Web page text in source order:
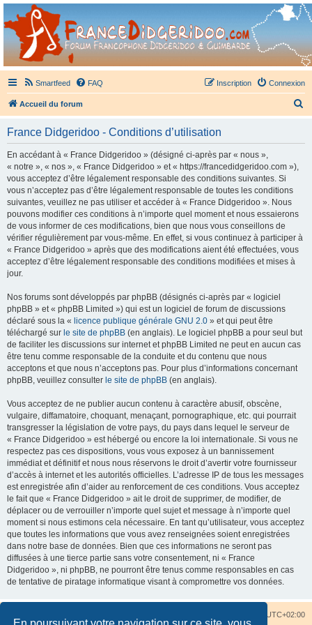
France Didgeridoo
Didgeridoo et Guimbarde sur France Didgeridoo - retrouvez la communauté.
Smartfeed FAQ Connexion
Inscription
Accueil du forum
France Didgeridoo - Conditions d’utilisation
En accédant à « France Didgeridoo » (désigné ci-après par « nous »,
« notre », « nos », « France Didgeridoo » et « https://francedidgeridoo.com »),
vous acceptez d’être légalement responsable des conditions suivantes. Si
vous n’acceptez pas d’être légalement responsable de toutes les conditions
suivantes, veuillez ne pas utiliser et accéder à « France Didgeridoo ». Nous
pouvons modifier ces conditions à n’importe quel moment et nous essaierons
de vous informer de ces modifications, bien que nous vous conseillons de
vérifier régulièrement par vous-même. En effet, si vous continuez à participer à
« France Didgeridoo » après que des modifications aient été effectuées, vous
acceptez d’être légalement responsable des conditions modifiées et mises à
jour.
Nos forums sont développés par phpBB (désignés ci-après par « logiciel
phpBB » et « phpBB Limited ») qui est un logiciel de forum de discussions
déclaré sous la « licence publique générale GNU 2.0 » et qui peut être
téléchargé sur le site de phpBB (en anglais). Le logiciel phpBB a pour seul but
de faciliter les discussions sur internet et phpBB Limited ne peut en aucun cas
être tenu comme responsable de la conduite et du contenu que nous
acceptons et que nous n’acceptons pas. Pour plus d’informations concernant
phpBB, veuillez consulter le site de phpBB (en anglais).
Vous acceptez de ne publier aucun contenu à caractère abusif, obscène,
vulgaire, diffamatoire, choquant, menaçant, pornographique, etc. qui pourrait
transgresser la législation de votre pays, du pays dans lequel le serveur de
« France Didgeridoo » est hébergé ou encore la loi internationale. Si vous ne
respectez pas ces dispositions, vous vous exposez à un bannissement
immédiat et définitif et nous nous réservons le droit d’avertir votre fournisseur
d’accès à internet et les autorités officielles. L’adresse IP de tous les messages
est enregistrée afin d’aider au renforcement de ces conditions. Vous acceptez
le fait que « France Didgeridoo » ait le droit de supprimer, de modifier, de
déplacer ou de verrouiller n’importe quel sujet et message à n’importe quel
moment si nous estimons cela nécessaire. En tant qu’utilisateur, vous acceptez
que toutes les informations que vous avez renseignées soient enregistrées
dans notre base de données. Bien que ces informations ne seront pas
diffusées à une tierce partie sans votre consentement, ni « France
Didgeridoo », ni phpBB, ne pourront être tenus comme responsables en cas
de tentative de piratage informatique visant à compromettre vos données.
UTC+02:00